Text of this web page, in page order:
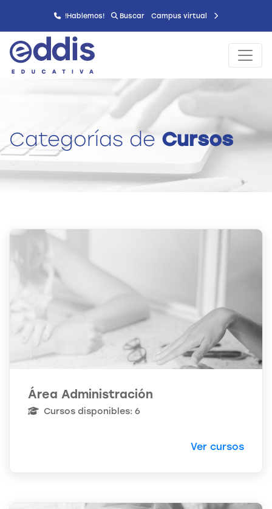
!Hablemos! Buscar Campus virtual
Categorías de Cursos
Área Administración
Cursos disponibles: 6
Ver cursos